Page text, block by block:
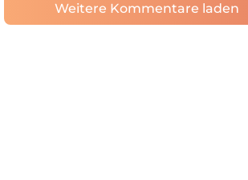
Weitere Kommentare laden